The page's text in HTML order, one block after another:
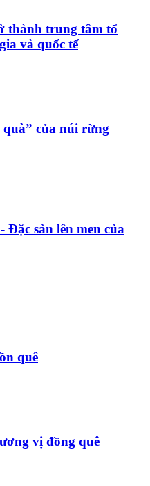
thành trung tâm tổ
và quốc tế
của núi rừng
sản lên men của
quê
vị đồng quê